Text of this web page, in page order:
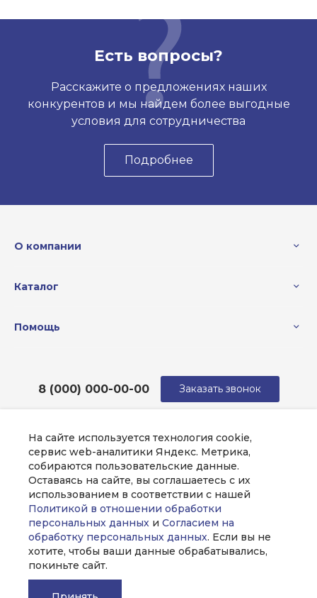
На сайте используется технология cookie,
сервис web-аналитики Яндекс. Метрика,
собираются пользовательские данные.
Оставаясь на сайте, вы соглашаетесь с их
использованием в соответствии с нашей
Политикой в отношении обработки
персональных данных и Согласием на
обработку персональных данных. Если вы не
хотите, чтобы ваши данные обрабатывались,
покиньте сайт.
Есть вопросы?
Расскажите о предложениях наших
конкурентов и мы найдем более выгодные
условия для сотрудничества
Подробнее
О компании
Каталог
Помощь
8 (000) 000-00-00
г. Москва, ул. Шапкина, д. 11
Заказать звонок